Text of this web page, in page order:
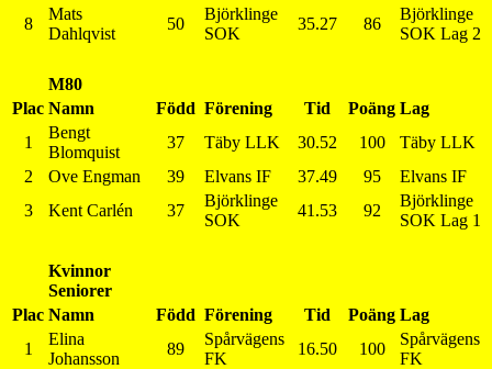
8
Mats
Dahlqvist
50
Björklinge
SOK
35.27 86
Björklinge
SOK Lag 2
M80
Plac Namn Född Förening Tid Poäng Lag
1
Bengt
Blomquist
37 Täby LLK 30.52 100
Täby LLK
2
Ove Engman 39 Elvans IF 37.49 95
Elvans IF
3
Kent Carlén 37
Björklinge
SOK
41.53 92
Björklinge
SOK Lag 1
Kvinnor
Seniorer
Plac Namn Född Förening Tid Poäng Lag
1
Elina
Johansson
89
Spårvägens
FK
16.50 100
Spårvägens
FK